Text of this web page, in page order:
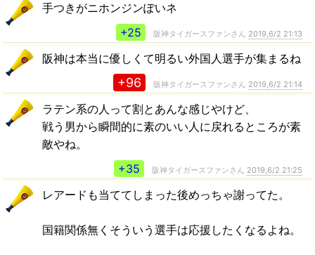
手つきがニホンジンぽいネ
+25
阪神タイガースファンさん 2019,6/2 21:13
阪神は本当に優しくて明るい外国人選手が集まるね
+96 阪神タイガースファンさん 2019,6/2 21:14
ラテン系の人って割とあんな感じやけど、
戦う男から瞬間的に素のいい人に戻れるところが素
敵やね。
+35
阪神タイガースファンさん 2019,6/2 21:25
レアードも当ててしまった後めっちゃ謝ってた。
国籍関係無くそういう選手は応援したくなるよね。